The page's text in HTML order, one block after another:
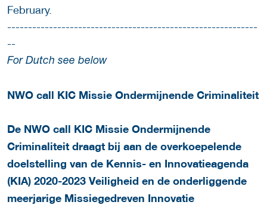
February.
------------------------------------------------------------
--
For Dutch see below
NWO call KIC Missie Ondermijnende Criminaliteit
De NWO call KIC Missie Ondermijnende
Criminaliteit draagt bij aan de overkoepelende
doelstelling van de Kennis- en Innovatieagenda
(KIA) 2020-2023 Veiligheid en de onderliggende
meerjarige Missiegedreven Innovatie